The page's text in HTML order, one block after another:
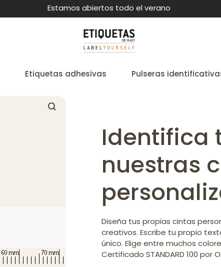
Estamos abiertos todo el verano
Etiquetas adhesivas Pulseras
Identifica
nuestras
Diseña tus propias cintas
creativos. Escribe tu propio
único. Elige entre muchos
Certificado STANDARD 100 por